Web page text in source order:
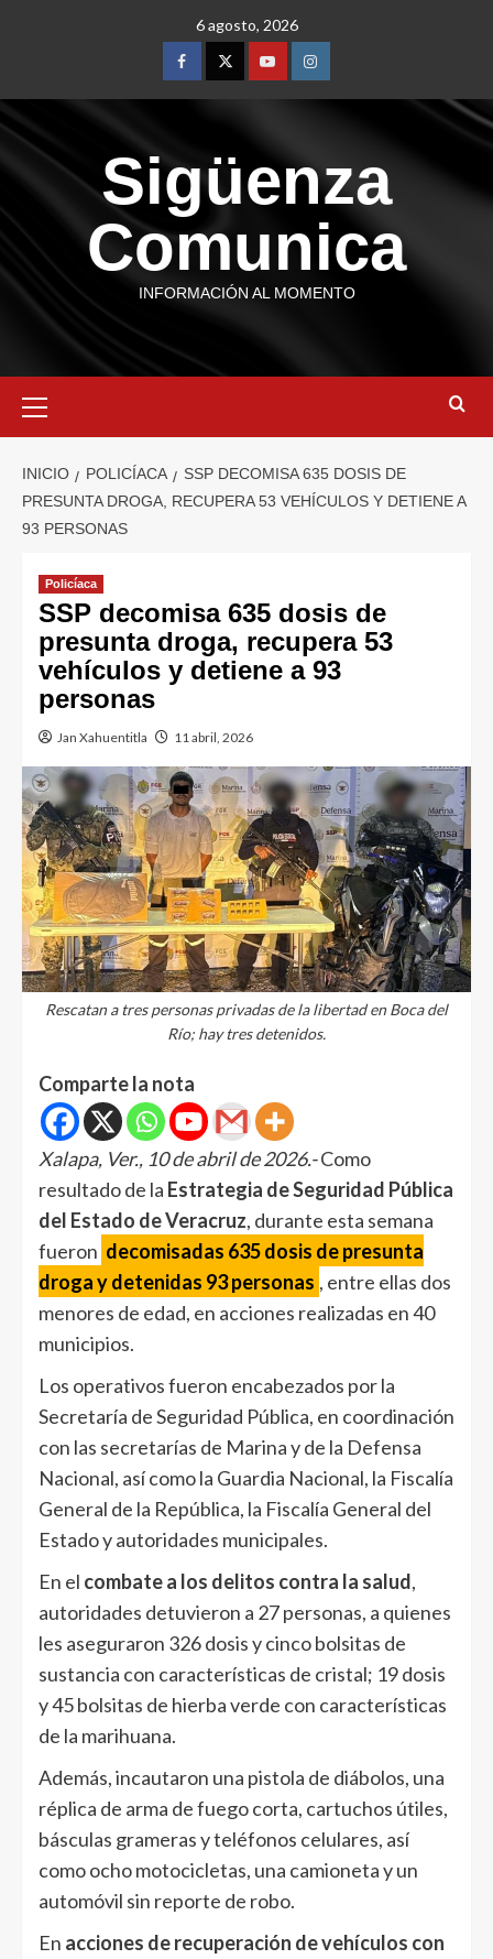
6 agosto, 2026
Sigüenza
Comunica
INFORMACIÓN AL MOMENTO
INICIO POLICÍACA
SSP DECOMISA 635 DOSIS DE
PRESUNTA DROGA, RECUPERA 53 VEHÍCULOS Y DETIENE A
93 PERSONAS
Policíaca
SSP decomisa 635 dosis de
presunta droga, recupera 53
vehículos y detiene a 93
personas
Jan Xahuentitla 11 abril, 2026
Rescatan a tres personas privadas de la libertad en Boca del
Río; hay tres detenidos.
Comparte la nota
Xalapa, Ver., 10 de abril de 2026.-Como
resultado de la Estrategia de Seguridad Pública
del Estado de Veracruz, durante esta semana
fueron decomisadas 635 dosis de presunta
droga y detenidas 93 personas , entre ellas dos
menores de edad, en acciones realizadas en 40
municipios.
Los operativos fueron encabezados por la
Secretaría de Seguridad Pública, en coordinación
con las secretarías de Marina y de la Defensa
Nacional, así como la Guardia Nacional, la Fiscalía
General de la República, la Fiscalía General del
Estado y autoridades municipales.
En el combate a los delitos contra la salud,
autoridades detuvieron a 27 personas, a quienes
les aseguraron 326 dosis y cinco bolsitas de
sustancia con características de cristal; 19 dosis
y 45 bolsitas de hierba verde con características
de la marihuana.
Además, incautaron una pistola de diábolos, una
réplica de arma de fuego corta, cartuchos útiles,
básculas grameras y teléfonos celulares, así
como ocho motocicletas, una camioneta y un
automóvil sin reporte de robo.
En acciones de recuperación de vehículos con